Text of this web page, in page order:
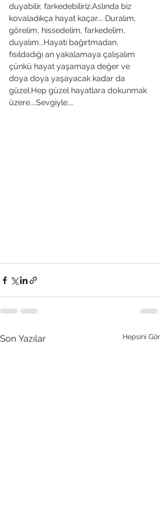
duyabilir, farkedebiliriz.Aslında biz
kovaladıkça hayat kaçar.... Duralım,
görelim, hissedelim, farkedelim,
duyalım...Hayatı bağırtmadan,
fısıldadığı an yakalamaya çalışalım
çünkü hayat yaşamaya değer ve
doya doya yaşayacak kadar da
güzel.Hep güzel hayatlara dokunmak
üzere....Sevgiyle....
Son Yazılar Hepsini Gör